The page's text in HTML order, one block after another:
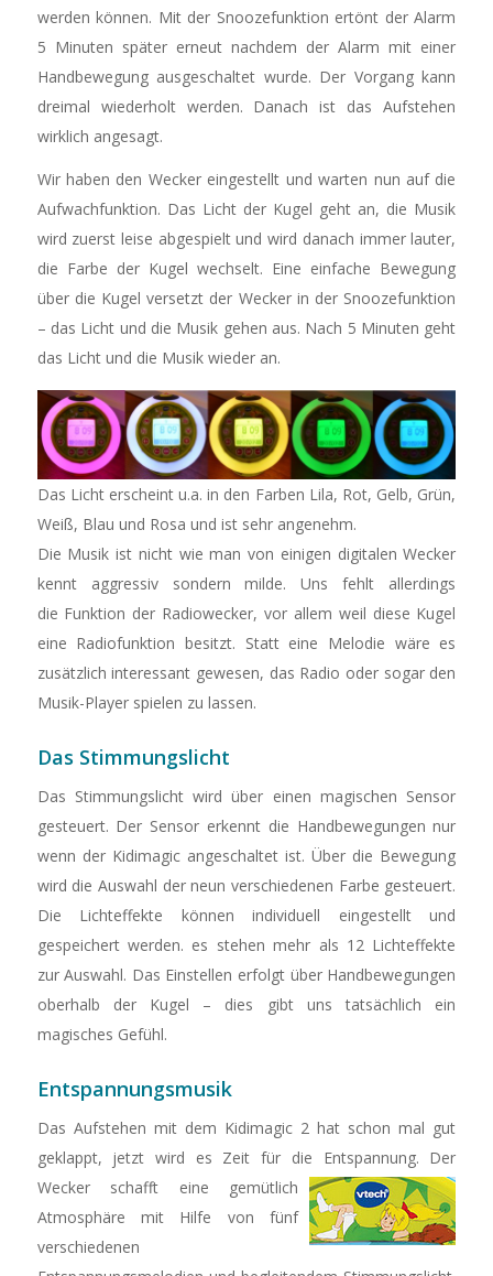
werden können. Mit der Snoozefunktion ertönt der Alarm
5 Minuten später erneut nachdem der Alarm mit einer
Handbewegung ausgeschaltet wurde. Der Vorgang kann
dreimal wiederholt werden. Danach ist das Aufstehen
wirklich angesagt.
Wir haben den Wecker eingestellt und warten nun auf die
Aufwachfunktion. Das Licht der Kugel geht an, die Musik
wird zuerst leise abgespielt und wird danach immer lauter,
die Farbe der Kugel wechselt. Eine einfache Bewegung
über die Kugel versetzt der Wecker in der Snoozefunktion
– das Licht und die Musik gehen aus. Nach 5 Minuten geht
das Licht und die Musik wieder an.
Das Licht erscheint u.a. in den Farben Lila, Rot, Gelb, Grün,
Weiß, Blau und Rosa und ist sehr angenehm.
Die Musik ist nicht wie man von einigen digitalen Wecker
kennt aggressiv sondern milde. Uns fehlt allerdings
die Funktion der Radiowecker, vor allem weil diese Kugel
eine Radiofunktion besitzt. Statt eine Melodie wäre es
zusätzlich interessant gewesen, das Radio oder sogar den
Musik-Player spielen zu lassen.
Das Stimmungslicht
Das Stimmungslicht wird über einen magischen Sensor
gesteuert. Der Sensor erkennt die Handbewegungen nur
wenn der Kidimagic angeschaltet ist. Über die Bewegung
wird die Auswahl der neun verschiedenen Farbe gesteuert.
Die Lichteffekte können individuell eingestellt und
gespeichert werden. es stehen mehr als 12 Lichteffekte
zur Auswahl. Das Einstellen erfolgt über Handbewegungen
oberhalb der Kugel – dies gibt uns tatsächlich ein
magisches Gefühl.
Entspannungsmusik
Das Aufstehen mit dem Kidimagic 2 hat schon mal gut
geklappt, jetzt wird es Zeit für die Entspannung. Der
Wecker schafft eine gemütlich
Atmosphäre mit Hilfe von fünf
verschiedenen